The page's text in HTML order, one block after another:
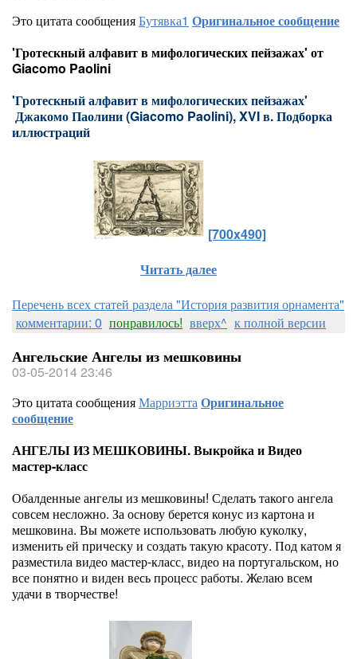
Это цитата сообщенияБутявка1 Оригинальное сообщение
'Гротескный алфавит в мифологических пейзажах' от
Giacomo Paolini
'Гротескный алфавит в мифологических пейзажах'
Джакомо Паолини (Giacomo Paolini), XVI в. Подборка
иллюстраций
[700x490]
Читать далее
Перечень всех статей раздела "История развития орнамента"
комментарии: 0 понравилось! вверх^ к полной версии
Ангельские Ангелы из мешковины
03-05-2014 23:46
Это цитата сообщенияМарриэттаОригинальное
сообщение
АНГЕЛЫ ИЗ МЕШКОВИНЫ. Выкройка и Видео
мастер-класс
Обалденные ангелы из мешковины! Сделать такого ангела
совсем несложно. За основу берется конус из картона и
мешковина. Вы можете использовать любую куколку,
изменить ей прическу и создать такую красоту. Под катом я
разместила видео мастер-класс, видео на португальском, но
все понятно и виден весь процесс работы. Желаю всем
удачи в творчестве!